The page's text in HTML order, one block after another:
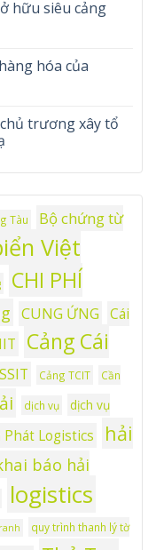
hữu siêu cảng
hóa của
trương xây tổ
Tàu
Bộ chứng từ
Việt
CHI PHÍ
CUNG ỨNG Cái
Cảng Cái
Cảng TCIT Cần
dịch vụ
dịch vụ
Phát Logistics
hải
báo hải
logistics
quy trình thanh lý tờ